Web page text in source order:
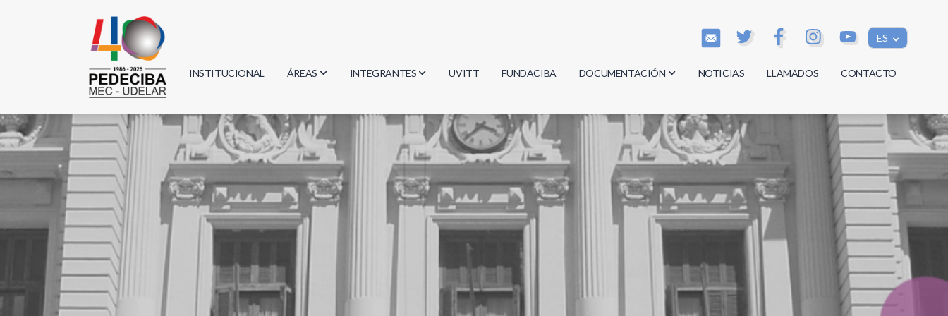
ES
INSTITUCIONAL ÁREAS
Biología
Física
Geociencias
Informática
Matemática
INTEGRANTES
Investigadores
Estudiantes
Egresados
UVITT FUNDACIBA DOCUMENTACIÓN
Actas
Reglamentos
Documentos
NOTICIAS LLAMADOS CONTACTO